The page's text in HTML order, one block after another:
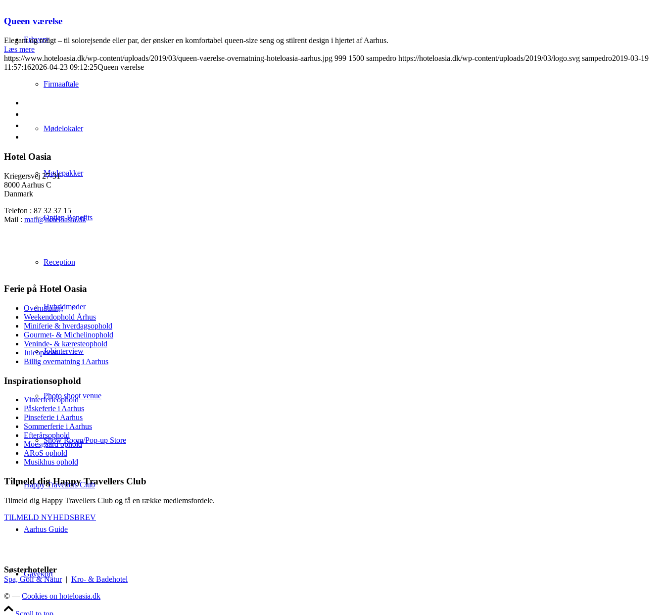
Erhverv
Firmaaftale
Mødelokaler
Mødepakker
Optjen Benefits
Reception
Hybridmøder
Jobinterview
Photo shoot venue
Show Room/Pop-up Store
Happy Travellers Club
Aarhus Guide
Gavekort
Queen værelse
Elegant og roligt – til solorejsende eller par, der ønsker en komfortabel queen-size seng og stilrent design i hjertet af Aarhus.
Læs mere
https://www.hoteloasia.dk/wp-content/uploads/2019/03/queen-vaerelse-overnatning-hoteloasia-aarhus.jpg 999 1500 sampedro https://hoteloasia.dk/wp-content/uploads/2019/03/logo.svg sampedro2019-03-19
11:57:162026-04-23 09:12:25Queen værelse
Hotel Oasia
Kriegersvej 27-31
8000 Aarhus C
Danmark
Telefon : 87 32 37 15
Mail : mail@hoteloasia.dk
Ferie på Hotel Oasia
Overnatning
Weekendophold Århus
Miniferie & hverdagsophold
Gourmet- & Michelinophold
Veninde- & kæresteophold
Juleophold
Billig overnatning i Aarhus
Inspirationsophold
Vinterferieophold
Påskeferie i Aarhus
Pinseferie i Aarhus
Sommerferie i Aarhus
Efterårsophold
Moesgaard ophold
ARoS ophold
Musikhus ophold
Tilmeld dig Happy Travellers Club
Tilmeld dig Happy Travellers Club og få en række medlemsfordele.
TILMELD NYHEDSBREV
Søsterhoteller
Spa, Golf & Natur| Kro- & Badehotel
© — Cookies on hoteloasia.dk